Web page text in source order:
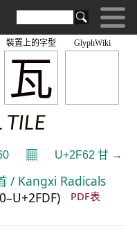
GlyphWiki
⽡
裝置上的字型
𝄜 U+2F62 ⽢ →
/ Kangxi Radicals
PDF表